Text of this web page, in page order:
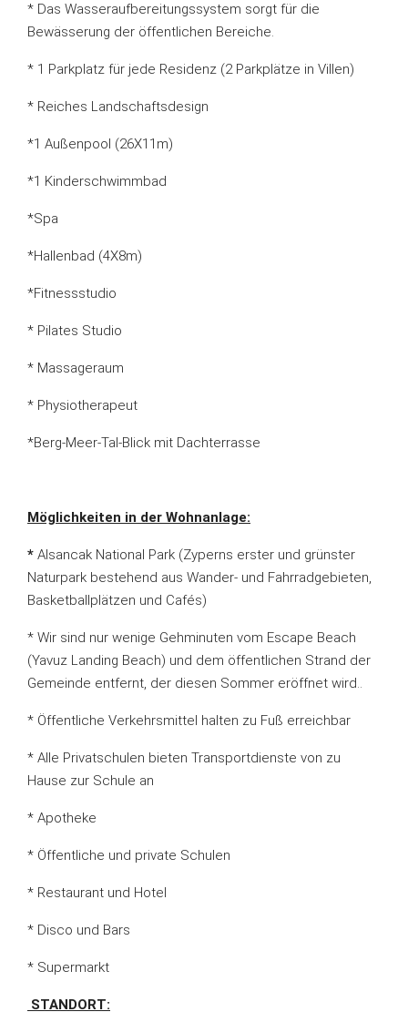
* Das Wasseraufbereitungssystem sorgt für die
Bewässerung der öffentlichen Bereiche.
* 1 Parkplatz für jede Residenz (2 Parkplätze in Villen)
* Reiches Landschaftsdesign
*1 Außenpool (26X11m)
*1 Kinderschwimmbad
*Spa
*Hallenbad (4X8m)
*Fitnessstudio
* Pilates Studio
* Massageraum
* Physiotherapeut
*Berg-Meer-Tal-Blick mit Dachterrasse
Möglichkeiten in der Wohnanlage:
* Alsancak National Park (Zyperns erster und grünster
Naturpark bestehend aus Wander- und Fahrradgebieten,
Basketballplätzen und Cafés)
* Wir sind nur wenige Gehminuten vom Escape Beach
(Yavuz Landing Beach) und dem öffentlichen Strand der
Gemeinde entfernt, der diesen Sommer eröffnet wird..
* Öffentliche Verkehrsmittel halten zu Fuß erreichbar
* Alle Privatschulen bieten Transportdienste von zu
Hause zur Schule an
* Apotheke
* Öffentliche und private Schulen
* Restaurant und Hotel
* Disco und Bars
* Supermarkt
STANDORT: